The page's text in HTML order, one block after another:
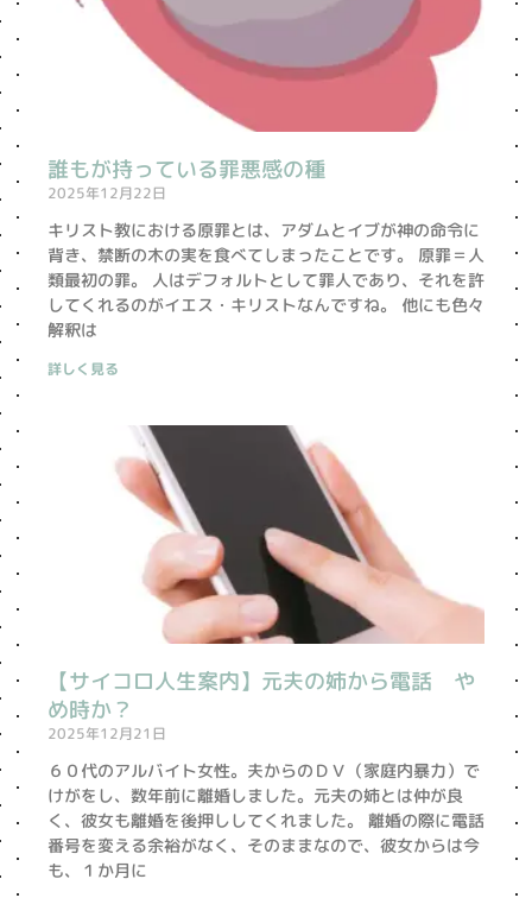
誰もが持っている罪悪感の種
2025年12月22日
キリスト教における原罪とは、アダムとイブが神の命令に
背き、禁断の木の実を食べてしまったことです。 原罪＝人
類最初の罪。 人はデフォルトとして罪人であり、それを許
してくれるのがイエス・キリストなんですね。 他にも色々
解釈は
詳しく見る
【サイコロ人生案内】元夫の姉から電話 や
め時か？
2025年12月21日
６０代のアルバイト女性。夫からのＤＶ（家庭内暴力）で
けがをし、数年前に離婚しました。元夫の姉とは仲が良
く、彼女も離婚を後押ししてくれました。 離婚の際に電話
番号を変える余裕がなく、そのままなので、彼女からは今
も、１か月に